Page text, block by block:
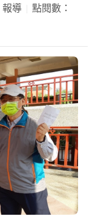
報導
點閱數：